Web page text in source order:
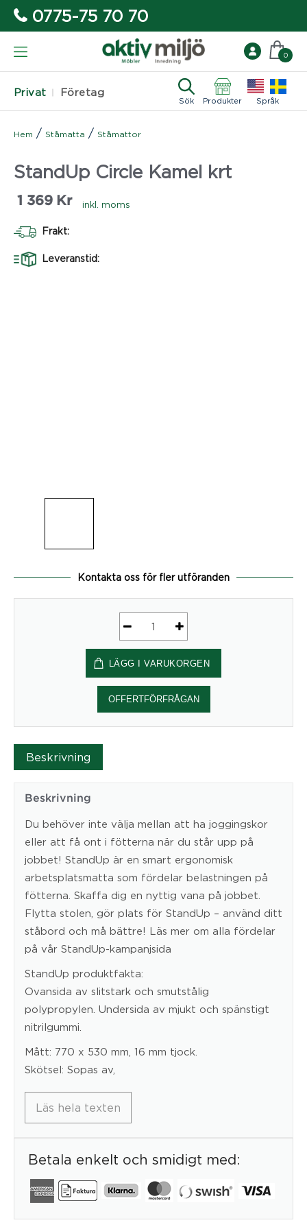
0775-75 70 70
Privat Företag
Sök Produkter Språk
0
Hem / Ståmatta / Ståmattor
StandUp Circle Kamel krt
1 369 Kr inkl. moms
Frakt:
Leveranstid:
Kontakta oss för fler utföranden
StandUp
Circle
Kamel
krt
mängd
LÄGG I VARUKORGEN
OFFERTFÖRFRÅGAN
Beskrivning
Beskrivning
Du behöver inte välja mellan att ha joggingskor
eller att få ont i fötterna när du står upp på
jobbet! StandUp är en smart ergonomisk
arbetsplatsmatta som fördelar belastningen på
fötterna. Skaffa dig en nyttig vana på jobbet.
Flytta stolen, gör plats för StandUp – använd ditt
ståbord och må bättre! Läs mer om alla fördelar
på vår StandUp-kampanjsida
StandUp produktfakta:
Ovansida av slitstark och smutstålig
polypropylen. Undersida av mjukt och spänstigt
nitrilgummi.
Mått: 770 x 530 mm, 16 mm tjock.
Skötsel: Sopas av,
Läs hela texten
Betala enkelt och smidigt med: